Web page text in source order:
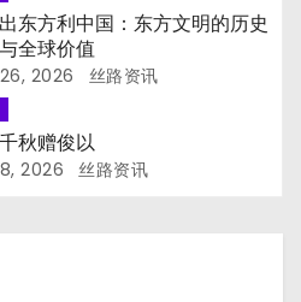
东方利中国：东方文明的历史
全球价值
2026 丝路资讯
秋赠俊以
2026 丝路资讯